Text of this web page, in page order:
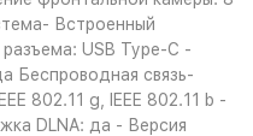
Встроенный
USB Type-C -
Беспроводная связь-
802.11 g, IEEE 802.11 b -
DLNA: да - Версия